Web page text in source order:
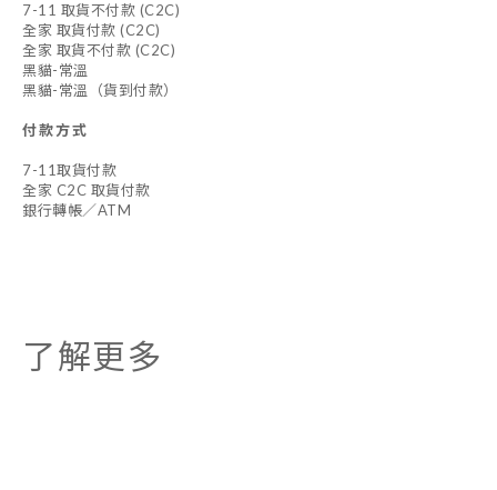
7-11 取貨不付款 (C2C)
全家 取貨付款 (C2C)
全家 取貨不付款 (C2C)
黑貓-常溫
黑貓-常溫（貨到付款）
付款方式
7-11取貨付款
全家 C2C 取貨付款
銀行轉帳／ATM
了解更多